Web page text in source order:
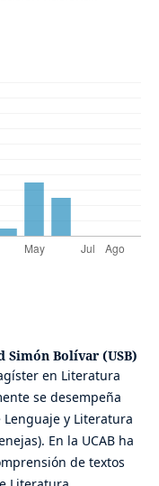
Simón Bolívar (USB)
en Literatura
se desempeña
y Literatura
En la UCAB ha
de textos